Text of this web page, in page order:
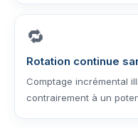
🔁
Rotation continue
Comptage incrémental
contrairement à un